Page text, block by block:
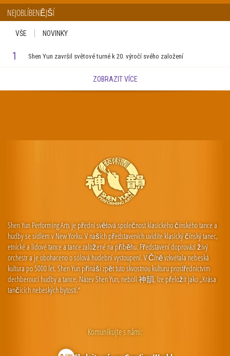
NEJOBLÍBENĚJŠÍ
VŠE NOVINKY
1 Shen Yun završil světové turné k 20. výročí svého založení
ZOBRAZIT VÍCE
Shen Yun Performing Arts je přední světová společnost klasického čínského tance a
hudby se sídlem v New Yorku. V našich představeních uvidíte klasický čínský tanec,
etnické a lidové tance a tance založené na příběhu. Představení doprovází živý
orchestr a je obohaceno o sólová hudební vystoupení. V Číně vzkvétala nebeská
kultura po 5000 let. Shen Yun přináší zpět tuto skvostnou kulturu prostřednictvím
dechberoucí hudby a tance. Název Shen Yun, neboli 神韻, lze přeložit jako „Krása
tančících nebeských bytostí.“
Komunikujte s námi: